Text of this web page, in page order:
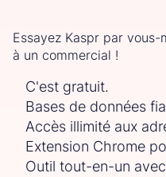
Essayez Kaspr par
à un commercial !
C'est gratuit.
Bases de données
Accès illimité aux
Extension Chrome
Outil tout-en-un